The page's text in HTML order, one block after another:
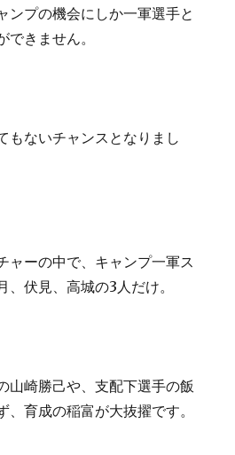
ンプの機会にしか一軍選手と
きません。
もないチャンスとなりまし
ャーの中で、キャンプ一軍ス
、伏見、高城の3人だけ。
山崎勝己や、支配下選手の飯
、育成の稲富が大抜擢です。